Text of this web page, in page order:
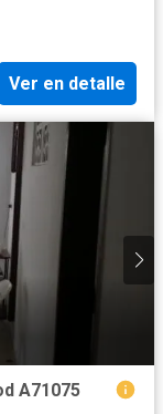
Ver en detalle
A71075